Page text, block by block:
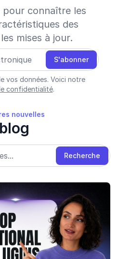
connaître les
des
mises à jour.
S'abonner
vos données. Voici notre
confidentialité.
nouvelles
Recherche